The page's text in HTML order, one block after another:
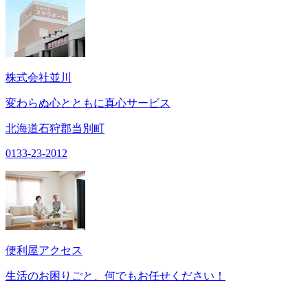
株式会社並川
変わらぬ心とともに真心サービス
北海道石狩郡当別町
0133-23-2012
便利屋アクセス
生活のお困りごと、何でもお任せください！